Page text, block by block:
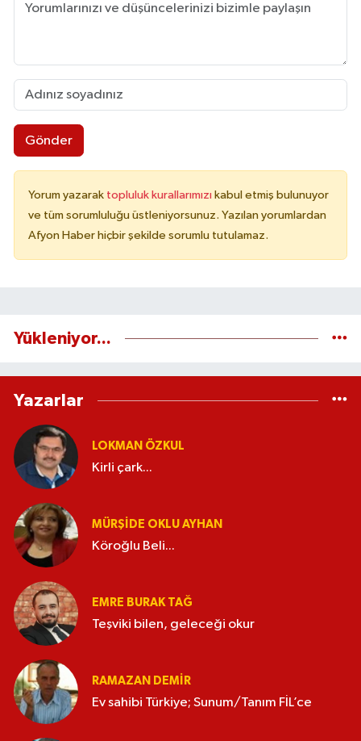
Gönder
Yorum yazarak topluluk kurallarımızı kabul etmiş bulunuyor
ve tüm sorumluluğu üstleniyorsunuz. Yazılan yorumlardan
Afyon Haber hiçbir şekilde sorumlu tutulamaz.
Yükleniyor...
Yazarlar
LOKMAN ÖZKUL
Kirli çark...
MÜRŞIDE OKLU AYHAN
Köroğlu Beli...
EMRE BURAK TAĞ
Teşviki bilen, geleceği okur
RAMAZAN DEMİR
Ev sahibi Türkiye; Sunum/Tanım FİL’ce